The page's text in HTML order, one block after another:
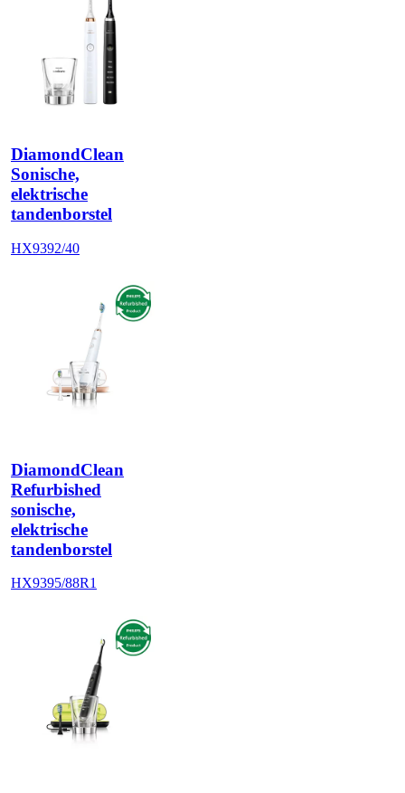
DiamondClean
Sonische,
elektrische
tandenborstel
HX9392/40
DiamondClean
Refurbished
sonische,
elektrische
tandenborstel
HX9395/88R1